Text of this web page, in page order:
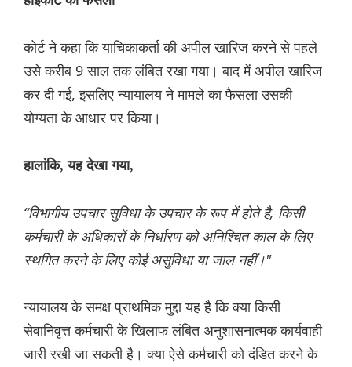
कोर्ट ने कहा कि याचिकाकर्ता की अपील खारिज करने से पहले
उसे करीब 9 साल तक लंबित रखा गया। बाद में अपील खारिज
कर दी गई, इसलिए न्यायालय ने मामले का फैसला उसकी
योग्यता के आधार पर किया।
हालांकि, यह देखा गया,
“विभागीय उपचार सुविधा के उपचार के रूप में होते है, किसी
कर्मचारी के अधिकारों के निर्धारण को अनिश्चित काल के लिए
स्थगित करने के लिए कोई असुविधा या जाल नहीं।"
न्यायालय के समक्ष प्राथमिक मुद्दा यह है कि क्या किसी
सेवानिवृत्त कर्मचारी के खिलाफ लंबित अनुशासनात्मक कार्यवाही
जारी रखी जा सकती है। क्या ऐसे कर्मचारी को दंडित करने के